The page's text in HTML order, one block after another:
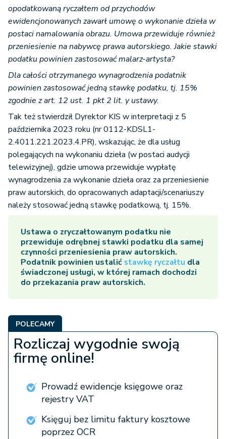
opodatkowaną ryczałtem od przychodów
ewidencjonowanych zawarł umowę o wykonanie dzieła w
postaci namalowania obrazu. Umowa przewiduje również
przeniesienie na nabywcę prawa autorskiego. Jakie stawki
podatku powinien zastosować malarz-artysta?
Dla całości otrzymanego wynagrodzenia podatnik
powinien zastosować jedną stawkę podatku, tj. 15%
zgodnie z art. 12 ust. 1 pkt 2 lit. y ustawy.
Tak też stwierdził Dyrektor KIS w interpretacji z 5
października 2023 roku (nr 0112-KDSL1-
2.4011.221.2023.4.PR), wskazując, że dla usług
polegających na wykonaniu dzieła (w postaci audycji
telewizyjnej), gdzie umowa przewiduje wypłatę
wynagrodzenia za wykonanie dzieła oraz za przeniesienie
praw autorskich, do opracowanych adaptacji/scenariuszy
należy stosować jedną stawkę podatkową, tj. 15%.
Ustawa o zryczałtowanym podatku nie
przewiduje odrębnej stawki podatku dla samej
czynności przeniesienia praw autorskich.
Podatnik powinien ustalić stawkę ryczałtu dla
świadczonej usługi, w której ramach dochodzi
do przekazania praw autorskich.
POLECAMY
Rozliczaj wygodnie swoją
firmę online!
Prowadź ewidencje księgowe oraz
rejestry VAT
Księguj bez limitu faktury kosztowe
poprzez OCR